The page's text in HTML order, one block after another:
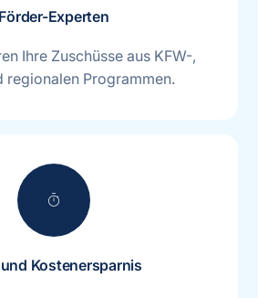
Förder-Experten
Ihre Zuschüsse aus KFW-,
regionalen Programmen.
timer
Kostenersparnis